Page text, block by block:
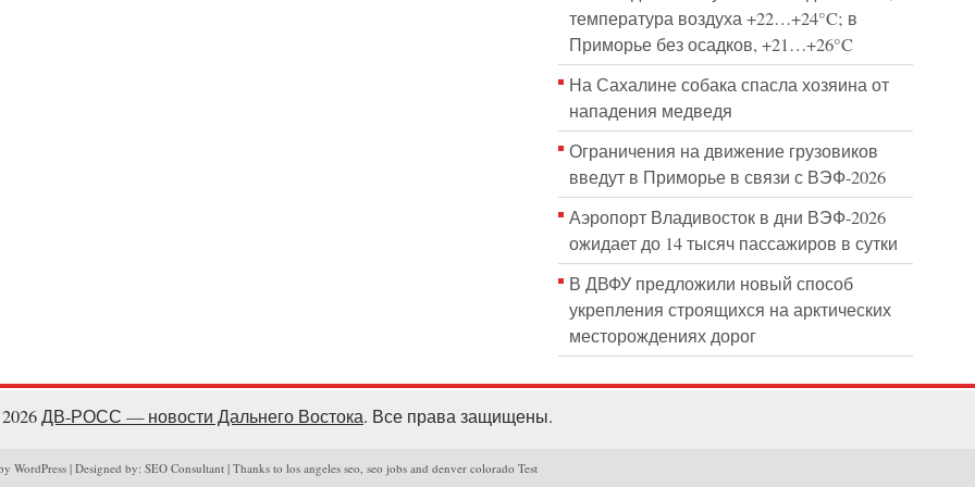
температура воздуха +22…+24°C; в
Приморье без осадков, +21…+26°C
На Сахалине собака спасла хозяина от
нападения медведя
Ограничения на движение грузовиков
введут в Приморье в связи с ВЭФ-2026
Аэропорт Владивосток в дни ВЭФ-2026
ожидает до 14 тысяч пассажиров в сутки
В ДВФУ предложили новый способ
укрепления строящихся на арктических
месторождениях дорог
ДВ-РОСС — новости Дальнего Востока. Все права защищены.
WordPress | Designed by: SEO Consultant | Thanks to los angeles seo, seo jobs and denver colorado Test